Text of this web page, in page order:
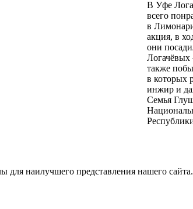
В Уфе
всего
в
акция, в
они
также
в которых
инжир и
Семья
наилучшего представления нашего